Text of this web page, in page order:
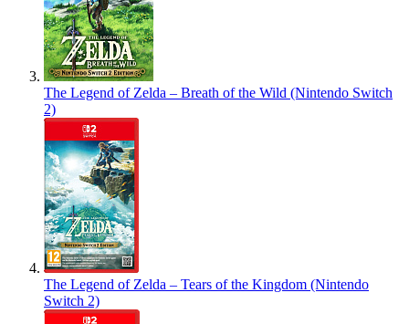
The Legend of Zelda – Breath of the Wild (Nintendo Switch
2)
The Legend of Zelda – Tears of the Kingdom (Nintendo
Switch 2)